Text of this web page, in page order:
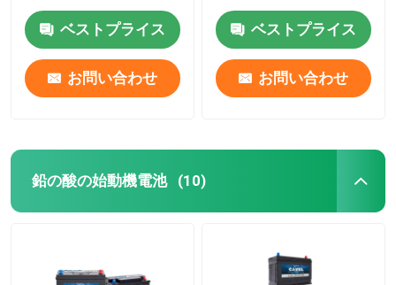
ベストプライス
お問い合わせ
ベストプライス
お問い合わせ
鉛の酸の始動機電池 (10)